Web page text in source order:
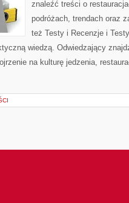
znaleźć treści o
podróżach, trendach oraz
też Testy i Recenzje i
wiedzą. Odwiedzający
na kulturę jedzenia,